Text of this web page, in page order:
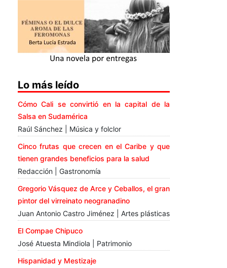
Lo más leído
Cómo Cali se convirtió en la capital de la
Salsa en Sudamérica
Raúl Sánchez | Música y folclor
Cinco frutas que crecen en el Caribe y que
tienen grandes beneficios para la salud
Redacción | Gastronomía
Gregorio Vásquez de Arce y Ceballos, el gran
pintor del virreinato neogranadino
Juan Antonio Castro Jiménez | Artes plásticas
El Compae Chipuco
José Atuesta Mindiola | Patrimonio
Hispanidad y Mestizaje